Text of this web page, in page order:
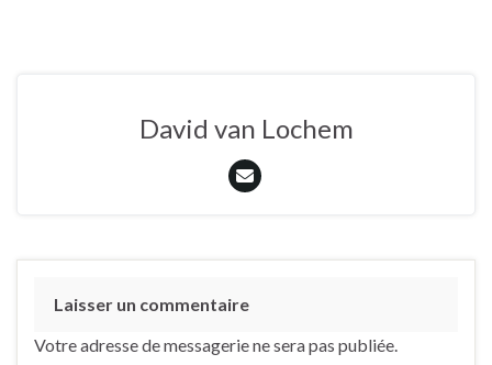
David van Lochem
Laisser un commentaire
Votre adresse de messagerie ne sera pas publiée.